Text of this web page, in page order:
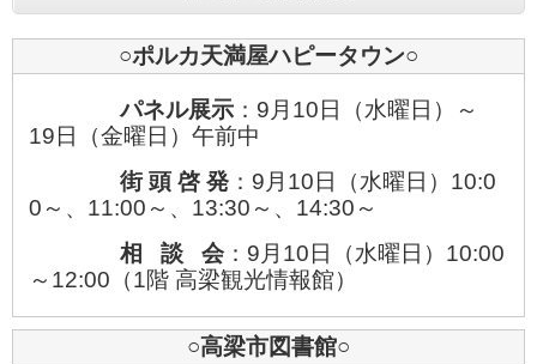
○ポルカ天満屋ハピータウン○
パネル展示：9月10日（水曜日）～
19日（金曜日）午前中
街 頭 啓 発：9月10日（水曜日）10:0
0～、11:00～、13:30～、14:30～​
相 談 会：9月10日（水曜日）10:00
～12:00（1階 高梁観光情報館）
○高梁市図書館○